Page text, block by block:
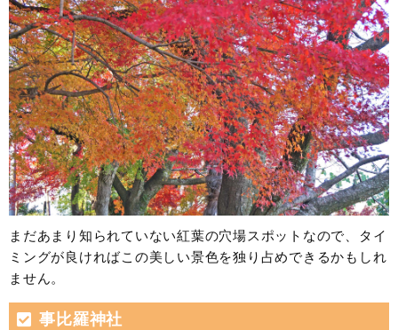
まだあまり知られていない紅葉の穴場スポットなので、タイ
ミングが良ければこの美しい景色を独り占めできるかもしれ
ません。
事比羅神社